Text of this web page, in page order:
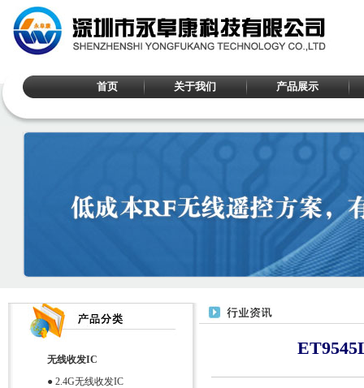
首页 关于我们 产品展示
无线收发IC
● 2.4G无线收发IC